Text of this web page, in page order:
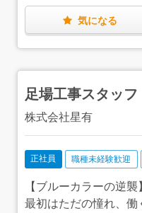
業の段取りが得意な
た方など、「自分に
んです。自分の適性
齢に関わらず、会社
気になる
足場工事スタッフ
株式会社星有
正社員 職種未経験歓迎
【ブルーカラーの逆襲
最初はただの憧れ、働